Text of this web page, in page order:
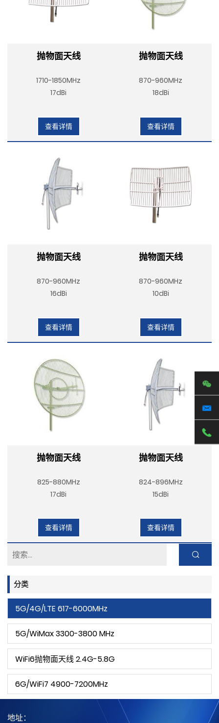
分类
5G/4G/LTE 617-6000MHz
5G/WiMax 3300-3800 MHz
WiFi6抛物面天线 2.4G-5.8G
6G/WiFi7 4900-7200MHz
抛物面天线
1710-1850MHz
17dBi
查看详情
抛物面天线
870-960MHz
18dBi
查看详情
抛物面天线
870-960MHz
16dBi
查看详情
抛物面天线
870-960MHz
10dBi
查看详情
抛物面天线
825-880MHz
17dBi
查看详情
抛物面天线
824-896MHz
15dBi
查看详情
地址：